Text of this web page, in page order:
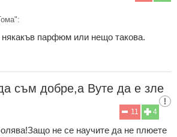
някакъв парфюм или нещо такова.
съм добре,а Вуте да е зле
4
11
не се научите да не плюете